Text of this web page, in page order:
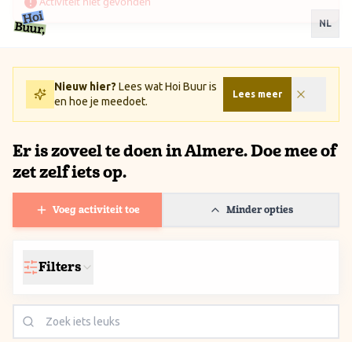
Ga naar inhoud / Skip to content
NL
Nieuw hier? Lees wat Hoi Buur is
en hoe je meedoet.
Lees meer
Er is zoveel te doen in Almere. Doe mee of
zet zelf iets op.
Voeg activiteit toe Minder opties
Filters